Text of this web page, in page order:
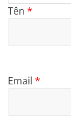
Tên*
Email*